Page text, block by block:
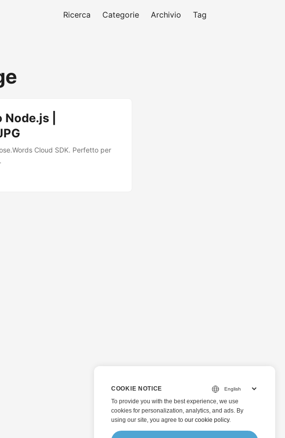
Ricerca Categorie Archivio Tag
|
Cloud SDK. Perfetto per
COOKIE NOTICE
To provide you with the best experience, we use
cookies for personalization, analytics, and ads. By
using our site, you agree to our cookie policy.